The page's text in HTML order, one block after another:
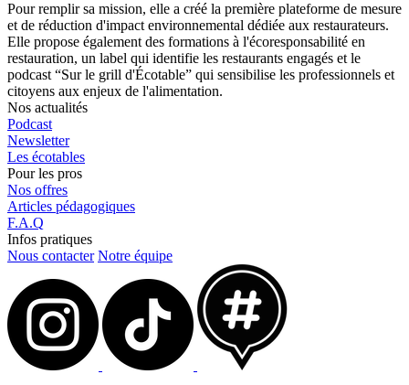
Pour remplir sa mission, elle a créé la première plateforme de mesure
et de réduction d'impact environnemental dédiée aux restaurateurs.
Elle propose également des formations à l'écoresponsabilité en
restauration, un label qui identifie les restaurants engagés et le
podcast “Sur le grill d'Écotable” qui sensibilise les professionnels et
citoyens aux enjeux de l'alimentation.
Nos actualités
Podcast
Newsletter
Les écotables
Pour les pros
Nos offres
Articles pédagogiques
F.A.Q
Infos pratiques
Nous contacter Notre équipe